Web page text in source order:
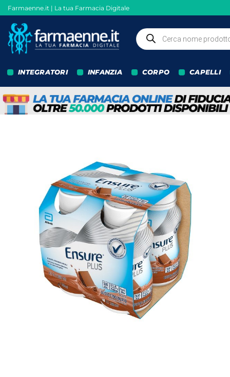
Salta
ai
contenuti
Farmaenne.it | La tua Farmacia Digitale
Ricerca
prodotti
INTEGRATORI INFANZIA CORPO CAPELLI